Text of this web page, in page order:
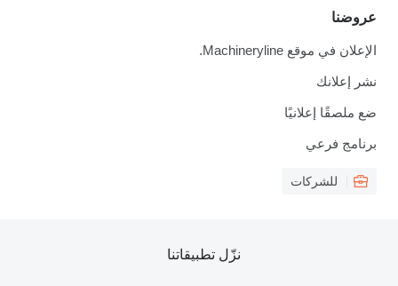
عروضنا
الإعلان في موقع Machineryline.
نشر إعلانك
ضع ملصقًا إعلانيًا
برنامج فرعي
للشركات
نزّل تطبيقاتنا